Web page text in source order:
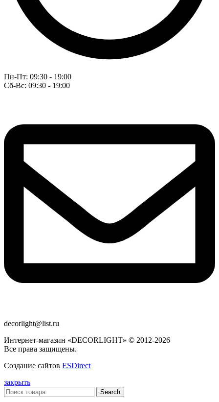
Пн-Пт: 09:30 - 19:00
Сб-Вс: 09:30 - 19:00
decorlight@list.ru
Интернет-магазин «DECORLIGHT» © 2012-2026
Все права защищены.
Создание сайтов ESDirect
закрыть
Search